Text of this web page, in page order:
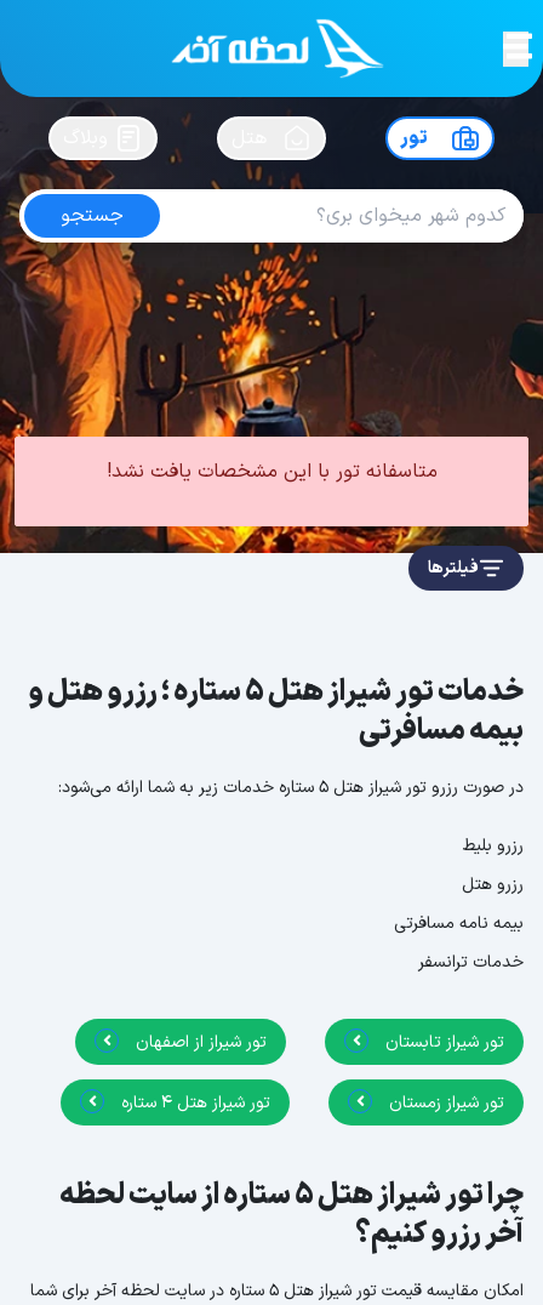
لحظه آخرسفرت رو بساز !
تور
جستجو
تور شیراز هتل 5 ستاره
4.6 از5| از102 کاربر
تور داخلی
تور شیراز
متاسفانه تور با این مشخصات یافت نشد!
فیلترها
خدمات تور شیراز هتل 5 ستاره ؛ رزرو هتل و
بیمه مسافرتی
در صورت رزرو تور شیراز هتل 5 ستاره خدمات زیر به شما ارائه می‌شود:
رزرو بلیط
رزرو هتل
بیمه نامه مسافرتی
خدمات ترانسفر
تور شیراز تابستان تور شیراز از اصفهان
تور شیراز زمستان تور شیراز هتل 4 ستاره
چرا تور شیراز هتل 5 ستاره از سایت لحظه
آخر رزرو کنیم؟
امکان مقایسه قیمت تور شیراز هتل 5 ستاره در سایت لحظه آخر برای شما